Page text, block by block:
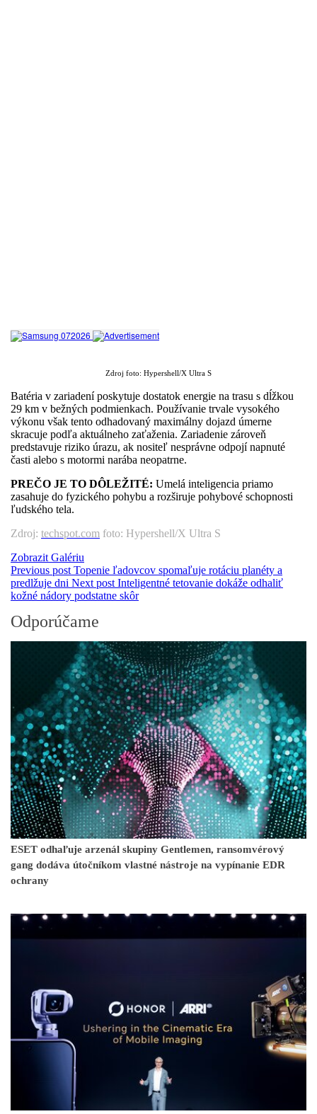
Zdroj foto: Hypershell/X Ultra S
Batéria v zariadení poskytuje dostatok energie na trasu s dĺžkou
29 km v bežných podmienkach. Používanie trvale vysokého
výkonu však tento odhadovaný maximálny dojazd úmerne
skracuje podľa aktuálneho zaťaženia. Zariadenie zároveň
predstavuje riziko úrazu, ak nositeľ nesprávne odpojí napnuté
časti alebo s motormi narába neopatrne.
PREČO JE TO DÔLEŽITÉ: Umelá inteligencia priamo
zasahuje do fyzického pohybu a rozširuje pohybové schopnosti
ľudského tela.
Zdroj: techspot.com foto: Hypershell/X Ultra S
Zobrazit Galériu
Previous post Topenie ľadovcov spomaľuje rotáciu planéty a
predlžuje dni Next post Inteligentné tetovanie dokáže odhaliť
kožné nádory podstatne skôr
Odporúčame
ESET odhaľuje arzenál skupiny Gentlemen, ransomvérový
gang dodáva útočníkom vlastné nástroje na vypínanie EDR
ochrany